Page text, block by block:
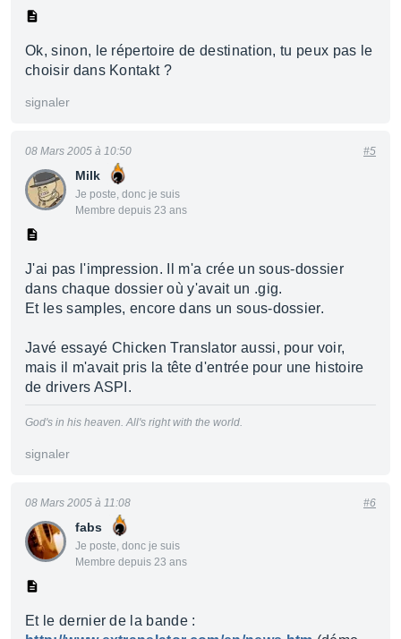
Ok, sinon, le répertoire de destination, tu peux pas le
choisir dans Kontakt ?
signaler
Milk
Je poste, donc je suis
Membre depuis 23 ans
08 Mars 2005 à 10:50 #5
J'ai pas l'impression. Il m'a crée un sous-dossier
dans chaque dossier où y'avait un .gig.
Et les samples, encore dans un sous-dossier.
Javé essayé Chicken Translator aussi, pour voir,
mais il m'avait pris la tête d'entrée pour une histoire
de drivers ASPI.
God's in his heaven. All's right with the world.
signaler
fabs
Je poste, donc je suis
Membre depuis 23 ans
08 Mars 2005 à 11:08 #6
Et le dernier de la bande :